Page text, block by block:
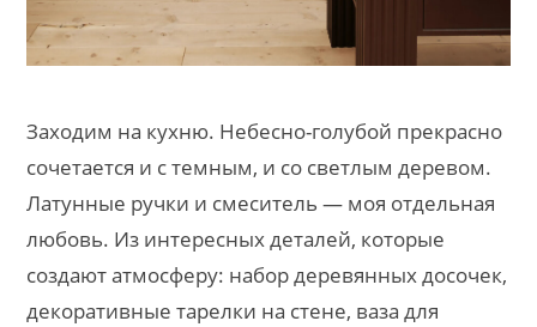
Заходим на кухню. Небесно-голубой прекрасно
сочетается и с темным, и со светлым деревом.
Латунные ручки и смеситель — моя отдельная
любовь. Из интересных деталей, которые
создают атмосферу: набор деревянных досочек,
декоративные тарелки на стене, ваза для